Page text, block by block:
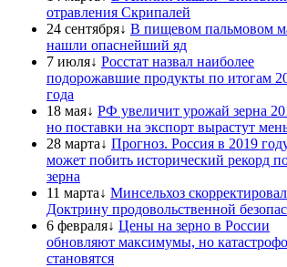
отравления Скрипалей
24 сентября↓ В пищевом пальмовом
нашли опаснейший яд
7 июля↓ Росстат назвал наиболее
подорожавшие продукты по итогам
года
18 мая↓ РФ увеличит урожай зерна
но поставки на экспорт вырастут
28 марта↓ Прогноз. Россия в 2019
может побить исторический рекорд
зерна
11 марта↓ Минсельхоз скорректировал
Доктрину продовольственной
6 февраля↓ Цены на зерно в России
обновляют максимумы, но
становятся